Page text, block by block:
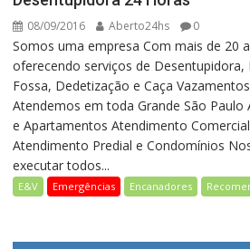
08/09/2016 Aberto24hs 0
Somos uma empresa Com mais de 20
oferecendo serviços de Desentupidora,
Fossa, Dedetização e Caça
Atendemos em toda Grande São Paulo
e Apartamentos Atendimento
Atendimento Predial e Condomínios
executar todos...
E&V Emergências Encanadores